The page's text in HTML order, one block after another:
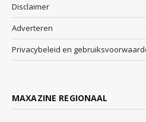
Disclaimer
Adverteren
Privacybeleid en
MAXAZINE REGIONAAL